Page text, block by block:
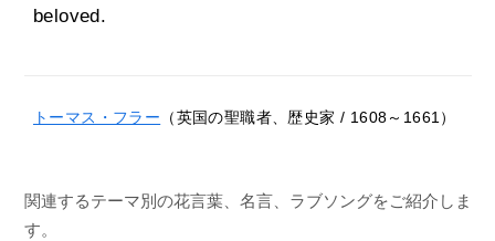
beloved.
トーマス・フラー （英国の聖職者、歴史家 / 1608～1661）
関連するテーマ別の花言葉、名言、ラブソングをご紹介しま
す。